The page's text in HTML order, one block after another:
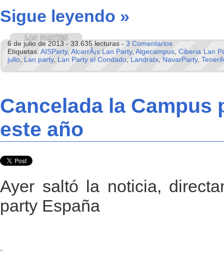
Sigue leyendo »
6 de julio de 2013 - 33.635 lecturas - 3 Comentarios
Etiquetas:AISParty,AlcarrÃ¡s Lan Party,Algecampus,Ciberia Lan
julio, Lan party, Lan Party el Condado, Landratx, NavarParty,
Cancelada la
este año
Ayer saltó la noticia,
party España